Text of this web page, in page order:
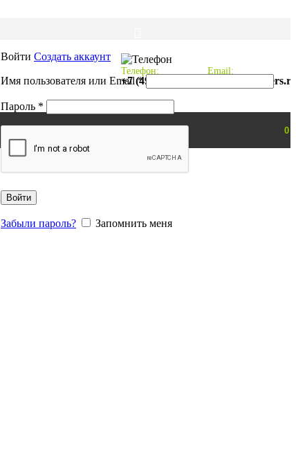
Телефон:
+7 (495) 997-01-66
Email:
Войти Создать аккаунт
Имя пользователя или Email*Обязательно
Пароль *
Войти
Забыли пароль? Запомнить меня
0